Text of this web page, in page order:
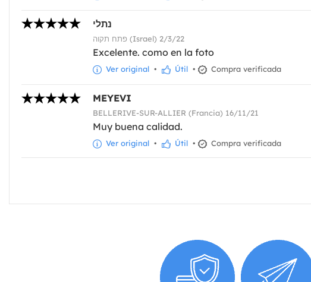
נתלי
פתח תקוה (Israel) 2/3/22
Excelente. como en la foto
Ver original • Útil • Compra verificada
MEYEVI
BELLERIVE-SUR-ALLIER (Francia) 16/11/21
Muy buena calidad.
Ver original • Útil • Compra verificada